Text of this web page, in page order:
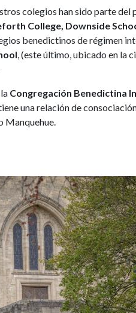
colegios han sido parte del
College, Downside
benedictinos de régimen
, (este último, ubicado en la
Congregación Benedictina
una relación de